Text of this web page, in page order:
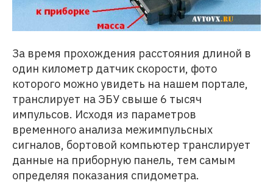
За время прохождения расстояния длиной в
один километр датчик скорости, фото
которого можно увидеть на нашем портале,
транслирует на ЭБУ свыше 6 тысяч
импульсов. Исходя из параметров
временного анализа межимпульсных
сигналов, бортовой компьютер транслирует
данные на приборную панель, тем самым
определяя показания спидометра.